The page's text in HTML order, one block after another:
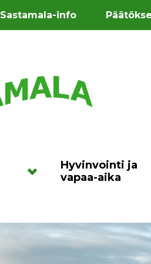
Sastamala-info
Hyvinvointi ja
vapaa-aika